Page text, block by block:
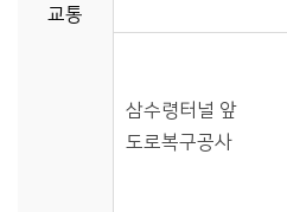
교통
삼수령터널 앞
도로복구공사